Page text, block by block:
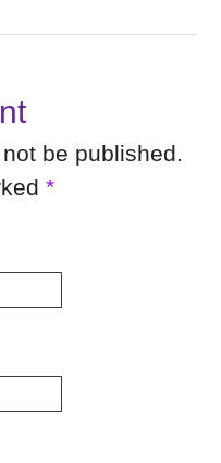
be published.
*